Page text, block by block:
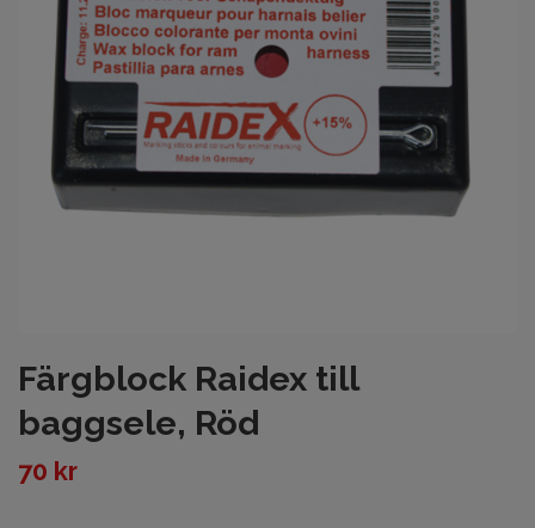
Färgblock Raidex till
baggsele, Röd
70 kr